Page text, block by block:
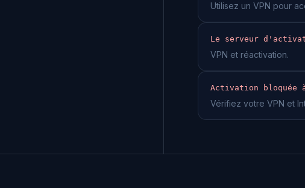
Utilisez un VPN pour
Le serveur
VPN et réactivation.
Activation bloquée
Vérifiez votre VPN et